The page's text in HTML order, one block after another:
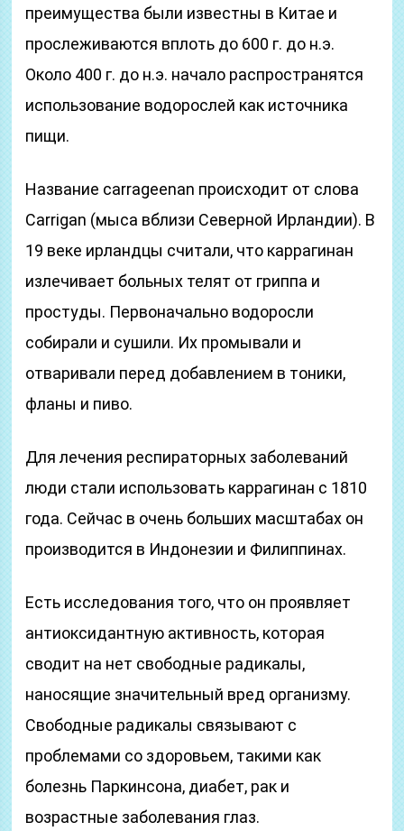
преимущества были известны в Китае и
прослеживаются вплоть до 600 г. до н.э.
Около 400 г. до н.э. начало распространятся
использование водорослей как источника
пищи.
Название carrageenan происходит от слова
Carrigan (мыса вблизи Северной Ирландии). В
19 веке ирландцы считали, что каррагинан
излечивает больных телят от гриппа и
простуды. Первоначально водоросли
собирали и сушили. Их промывали и
отваривали перед добавлением в тоники,
фланы и пиво.
Для лечения респираторных заболеваний
люди стали использовать каррагинан с 1810
года. Сейчас в очень больших масштабах он
производится в Индонезии и Филиппинах.
Есть исследования того, что он проявляет
антиоксидантную активность, которая
сводит на нет свободные радикалы,
наносящие значительный вред организму.
Свободные радикалы связывают с
проблемами со здоровьем, такими как
болезнь Паркинсона, диабет, рак и
возрастные заболевания глаз.